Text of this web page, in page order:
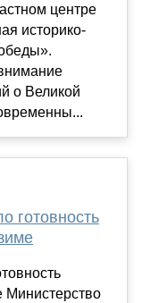
центре
историко-
о Великой
готовность
Министерство